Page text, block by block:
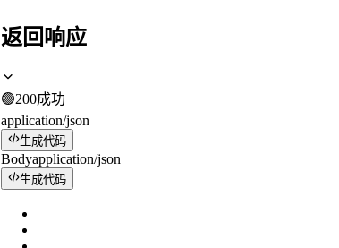
返回响应
🟢200成功
application/json
生成代码
Bodyapplication/json
生成代码